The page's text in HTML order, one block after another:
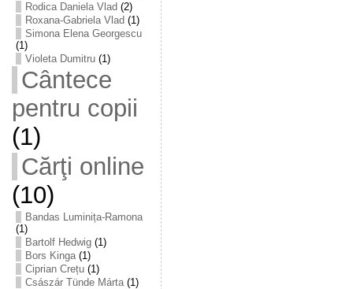
Rodica Daniela Vlad (2)
Roxana-Gabriela Vlad (1)
Simona Elena Georgescu
(1)
Violeta Dumitru(1)
Cântece
pentru copii
(1)
Cărţi online
(10)
Bandas Luminița-Ramona
(1)
Bartolf Hedwig(1)
Bors Kinga(1)
Ciprian Crețu(1)
Császár Tünde Márta(1)